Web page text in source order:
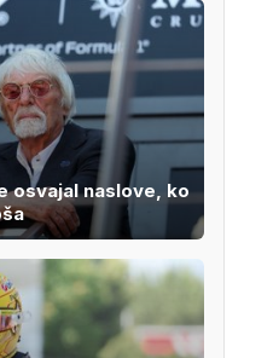
osvajal naslove, ko